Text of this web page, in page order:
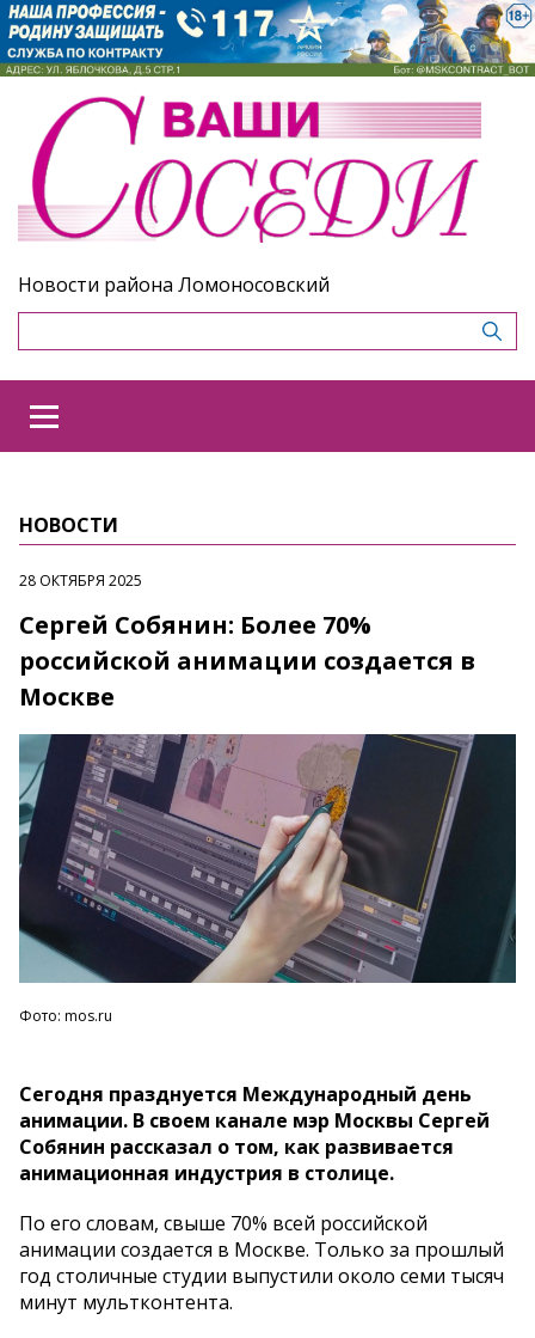
Новости района Ломоносовский
НОВОСТИ
28 ОКТЯБРЯ 2025
Сергей Собянин: Более 70%
российской анимации создается в
Москве
Фото: mos.ru
Сегодня празднуется Международный день
анимации. В своем канале мэр Москвы Сергей
Собянин рассказал о том, как развивается
анимационная индустрия в столице.
По его словам, свыше 70% всей российской
анимации создается в Москве. Только за прошлый
год столичные студии выпустили около семи тысяч
минут мультконтента.